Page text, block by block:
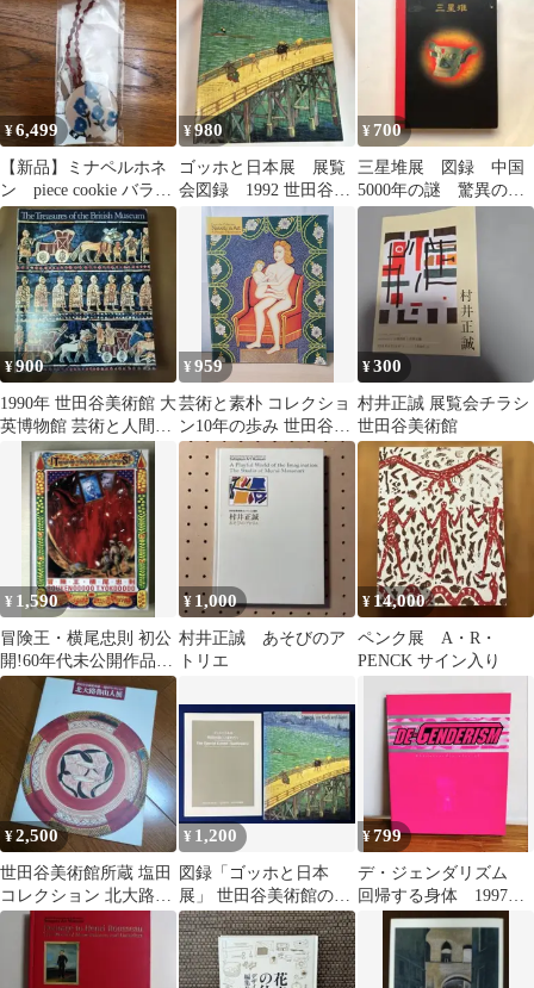
¥6,499
【新品】ミナペルホネ
ン piece cookie バラー
ド タンバリン
¥980
ゴッホと日本展 展覧
会図録 1992 世田谷美
術館 浮世絵 ジャポ
ニスム
¥ 700
三星堆展 図録 中国
5000年の謎 驚異の仮
面王国 世田谷美術
館 古代歴史
¥900
1990年 世田谷美術館 大
英博物館 芸術と人間展
¥959
芸術と素朴 コレクショ
ン10年の歩み 世田谷美
術館 1996年
¥300
村井正誠 展覧会チラシ
世田谷美術館
¥ 1,590
冒険王・横尾忠則 初公
開!60年代未公開作品か
ら最新絵画まで
¥ 1,000
村井正誠 あそびのア
トリエ
¥ 14,000
ペンク展 A・R・
PENCK サイン入り
¥2,500
世田谷美術館所蔵 塩田
コレクション 北大路魯
山人展 図録
¥ 1,200
図録「ゴッホと日本
展」 世田谷美術館のパ
ンフレット付き
¥799
デ・ジェンダリズム
回帰する身体 1997年
世田谷美術館 図録